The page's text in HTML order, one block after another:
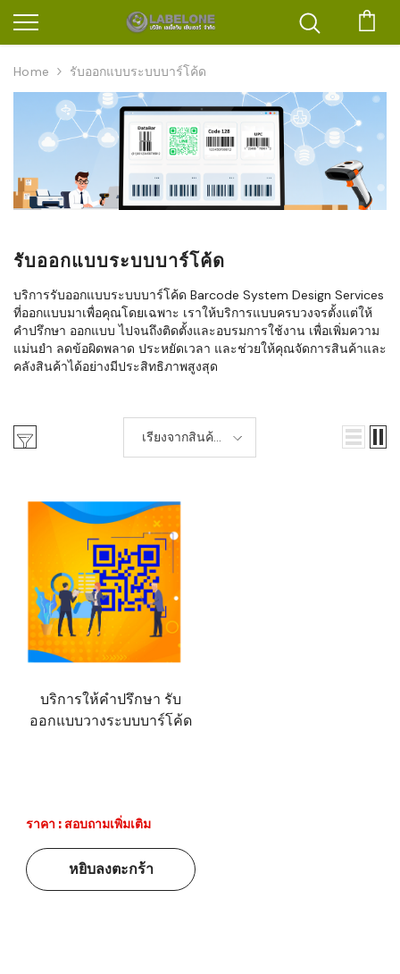
Home รับออกแบบระบบบาร์โค้ด
รับออกแบบระบบบาร์โค้ด
บริการรับออกแบบระบบบาร์โค้ด Barcode System Design Services
ที่ออกแบบมาเพื่อคุณโดยเฉพาะ เราให้บริการแบบครบวงจรตั้งแต่ให้
คำปรึกษา ออกแบบ ไปจนถึงติดตั้งและอบรมการใช้งาน เพื่อเพิ่มความ
แม่นยำ ลดข้อผิดพลาด ประหยัดเวลา และช่วยให้คุณจัดการสินค้าและ
คลังสินค้าได้อย่างมีประสิทธิภาพสูงสุด
เรียงจากสินค้า
เก่า-ใหม่
บริการให้คำปรึกษา รับ
ออกแบบวางระบบบาร์โค้ด
ราคา : สอบถามเพิ่มเติม
หยิบลงตะกร้า